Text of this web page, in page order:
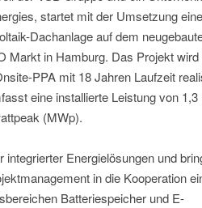
startet mit der Umsetzung
Dachanlage auf dem
Markt in Hamburg. Das Projekt wird
PPA mit 18 Jahren Laufzeit
eine installierte Leistung von 1,3
(MWp).
Energielösungen und
in die Kooperation
Batteriespeicher und E-